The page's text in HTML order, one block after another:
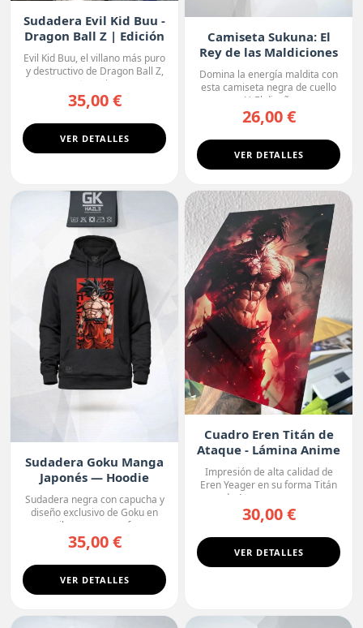
Sudadera Evil Kid Buu -
Dragon Ball Z | Edición
Oscura
Evil Kid Buu, el villano más puro
y destructivo de Dragon Ball Z,
protagoniza...
35,00 €
VER DETALLES
Camiseta Sukuna: El
Rey de las Maldiciones
Domina la energía maldita con
esta camiseta negra de cuello
en V. El diseño r...
26,00 €
VER DETALLES
Sudadera Goku Manga
Japonés — Hoodie
Sudadera negra con capucha y
diseño exclusivo de Goku en
estilo manga, con fo...
35,00 €
VER DETALLES
Cuadro Eren Titán de
Ataque - Lámina Anime
Premium
Impresión de alta calidad de
Eren Yeager en su forma Titán
de Ataque, con un ...
30,00 €
VER DETALLES